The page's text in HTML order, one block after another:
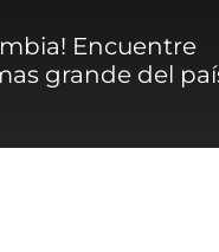
Encuentre
grande del